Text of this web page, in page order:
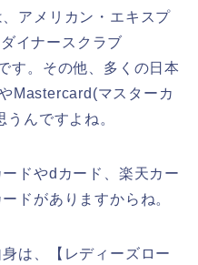
アメリカン・エキスプ
イナースクラブ
す。その他、多くの日本
Mastercard(マスターカ
んですよね。
ドやdカード、楽天カー
ドがありますからね。
は、【レディーズロー